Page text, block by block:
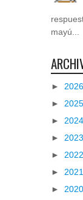
mayú...
► 2026
► 2025
► 2024
► 2023
► 2022
► 2021
► 2020